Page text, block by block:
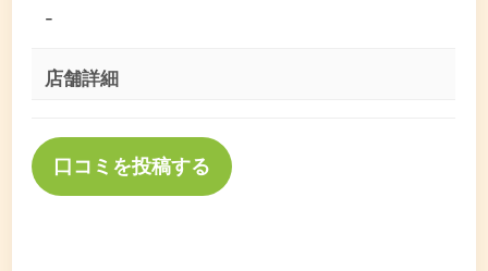
-
店舗詳細
口コミを投稿する